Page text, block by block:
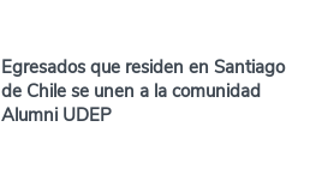
Egresados que residen en Santiago
de Chile se unen a la comunidad
Alumni UDEP